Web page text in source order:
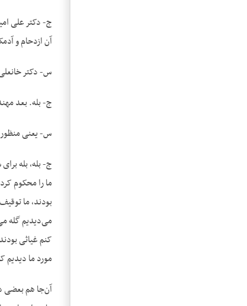
ج- دکتر علی
آن ازدحام و
س- دکتر
ج- بله. بعد
س- یعنی منظور
ج- بله، بله
ما را محکوم
بودند، ما
می‌دیدیم گله
کنم غیاثی
مورد ما دیدیم
آن‌جا هم بعضی